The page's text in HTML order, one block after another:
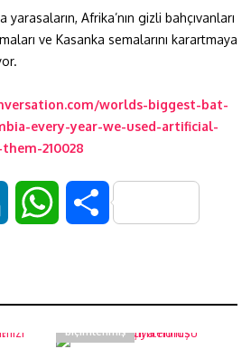
Afrika’nın gizli bahçıvanları
ve Kasanka semalarını karartmaya
worlds-biggest-bat-
every-year-we-used-artificial-
210028
k t
S
r
biçimlenmiş